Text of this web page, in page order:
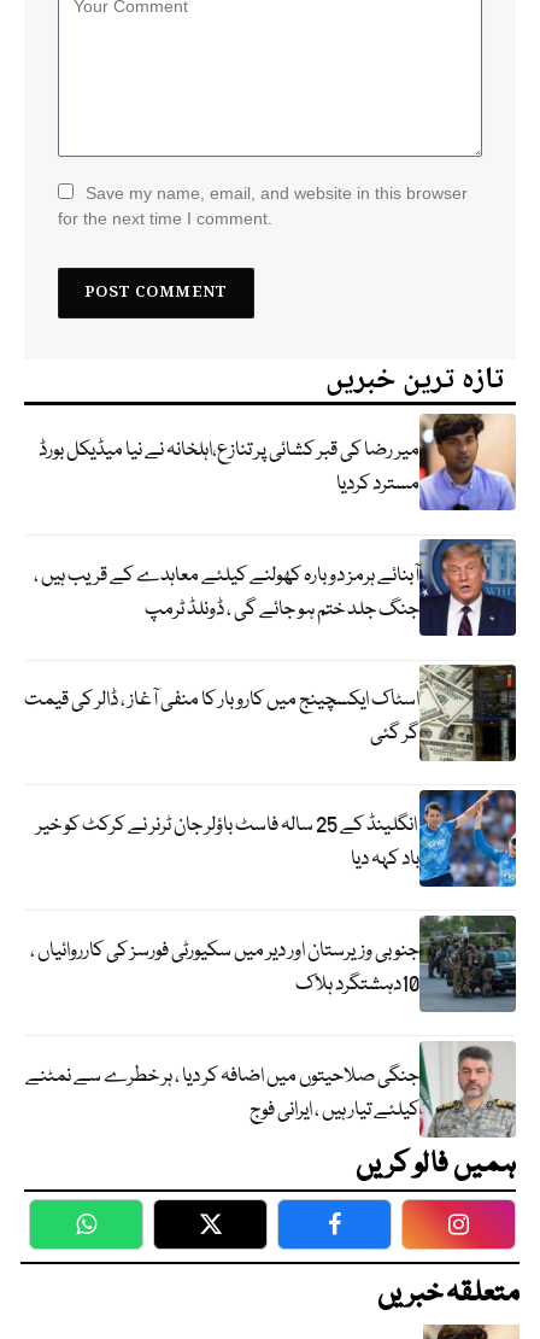
Save my name, email, and website in this browser
for the next time I comment.
تازہ ترین خبریں
میر رضا کی قبر کشائی پر تنازع،اہلخانہ نے نیا میڈیکل بورڈ
مسترد کردیا
آبنائے ہرمز دوبارہ کھولنے کیلئے معاہدے کے قریب ہیں ،
جنگ جلد ختم ہو جائے گی ، ڈونلڈ ٹرمپ
اسٹاک ایکسچینج میں کاروبار کا منفی آغاز ، ڈالر کی قیمت
گر گئی
انگلینڈ کے 25 سالہ فاسٹ باؤلر جان ٹرنر نے کرکٹ کو خیر
باد کہہ دیا
جنوبی وزیرستان اور دیر میں سکیورٹی فورسز کی کارروائیاں ،
10دہشتگرد ہلاک
جنگی صلاحیتوں میں اضافہ کر دیا ، ہر خطرے سے نمٹنے
کیلئے تیار ہیں ، ایرانی فوج
ہمیں فالو کریں
WhatsApp Twitter Facebook
متعلقہ خبریں